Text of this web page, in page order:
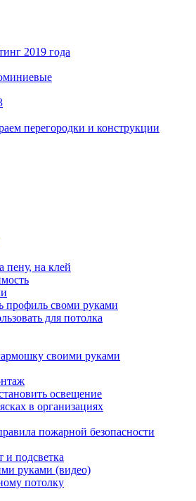
2019 года
перегородки и конструкции
пену, на клей
профиль своми руками
для потолка
своими руками
освещение
в организациях
пожарной безопасности
и подсветка
руками (видео)
потолку